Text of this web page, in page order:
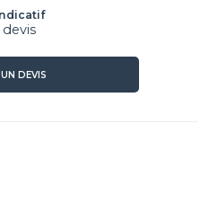
devis
DEVIS